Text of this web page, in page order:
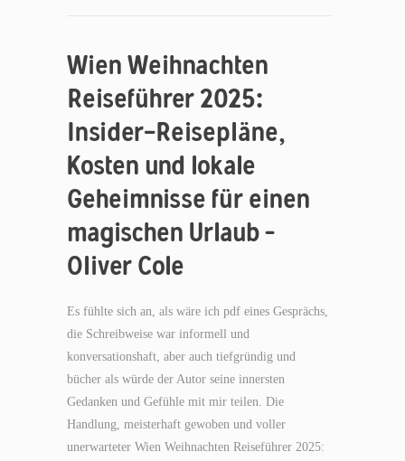
Wien Weihnachten
Reiseführer 2025:
Insider-Reisepläne,
Kosten und lokale
Geheimnisse für einen
magischen Urlaub –
Oliver Cole
Es fühlte sich an, als wäre ich pdf eines Gesprächs,
die Schreibweise war informell und
konversationshaft, aber auch tiefgründig und
bücher als würde der Autor seine innersten
Gedanken und Gefühle mit mir teilen. Die
Handlung, meisterhaft gewoben und voller
unerwarteter Wien Weihnachten Reiseführer 2025: